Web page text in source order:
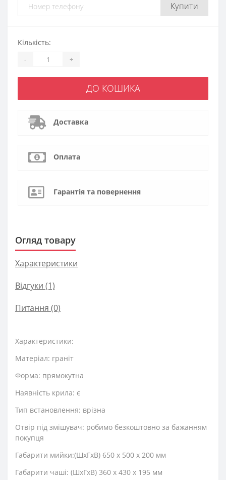
Купити
Кількість:
- +
ДО КОШИКА
Доставка
Оплата
Гарантія та повернення
Огляд товару
Характеристики
Відгуки (1)
Питання (0)
Характеристики:
Матеріал: граніт
Форма: прямокутна
Наявність крила: є
Тип встановлення: врізна
Отвір під змішувач: робимо безкоштовно за бажанням
покупця
Габарити мийки:(ШхГхВ) 650 х 500 х 200 мм
Габарити чаші: (ШхГхВ) 360 х 430 х 195 мм